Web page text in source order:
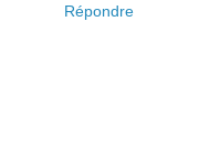
Répondre